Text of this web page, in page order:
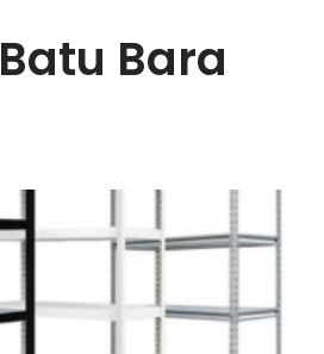
Batu Bara